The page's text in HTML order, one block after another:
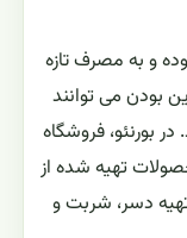
و به مصرف تازه
بودن می توانند
بورنئو، فروشگاه
تهیه شده از
دسر، شربت و